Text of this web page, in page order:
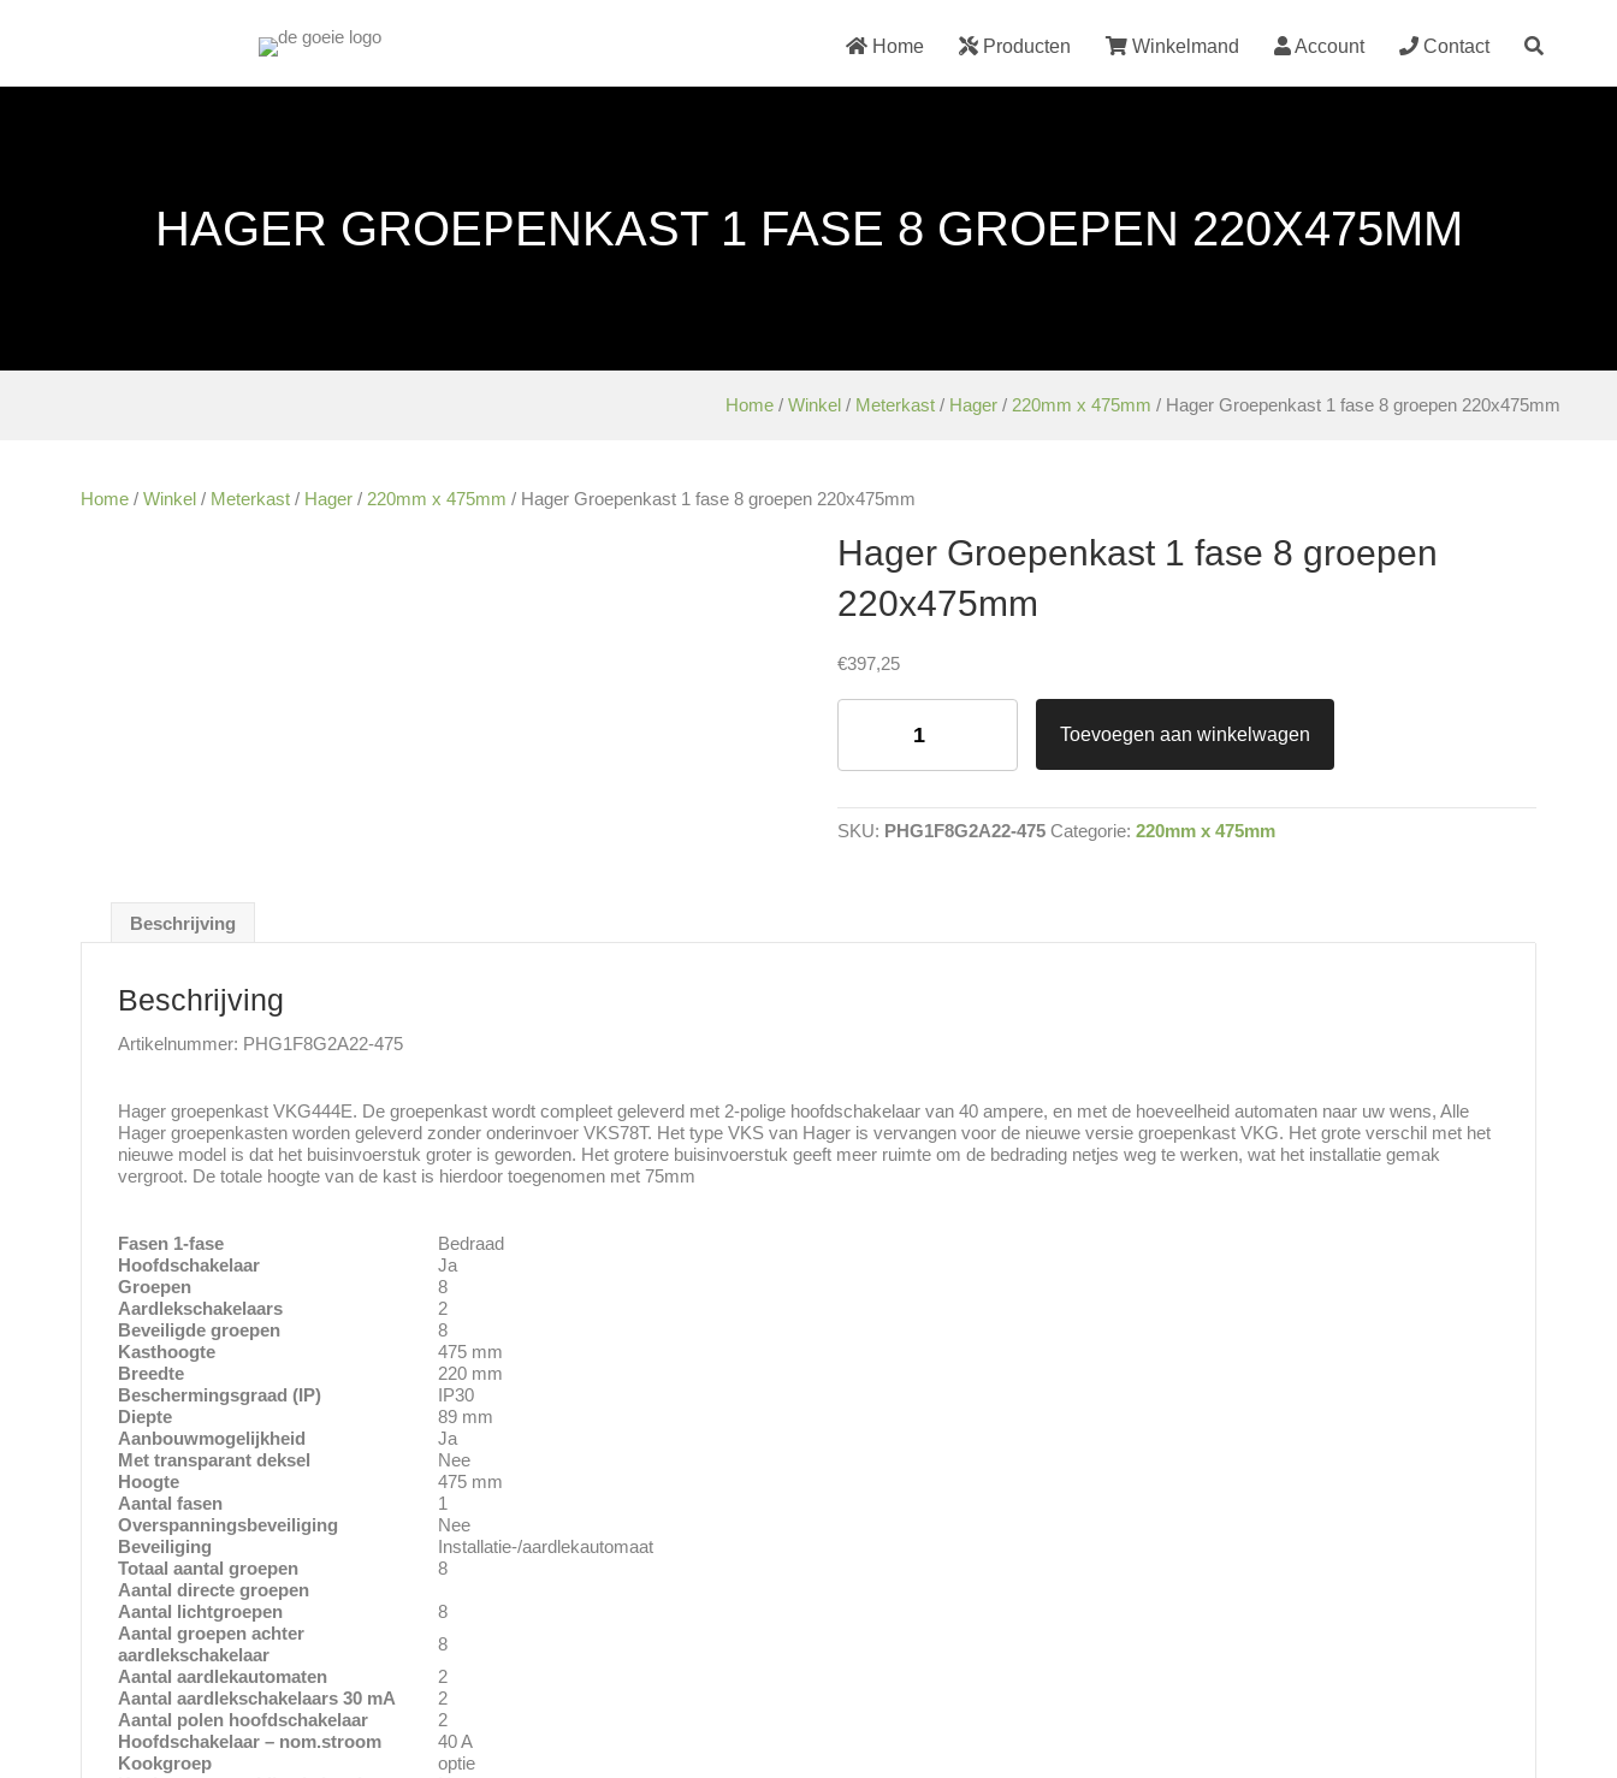
Home Producten Winkelmand Account Contact
HAGER GROEPENKAST 1 FASE 8 GROEPEN 220X475MM
Home / Winkel / Meterkast / Hager / 220mm x 475mm / Hager Groepenkast 1 fase 8 groepen 220x475mm
Home /Winkel / Meterkast / Hager / 220mm x 475mm / Hager Groepenkast 1 fase 8 groepen 220x475mm
Hager Groepenkast 1 fase 8 groepen
220x475mm
€397,25
Hager
Groepenkast
fase
220x475mm
Toevoegen aan winkelwagen
SKU: PHG1F8G2A22-475 Categorie:220mm x 475mm
Beschrijving
Beschrijving
Artikelnummer: PHG1F8G2A22-475
Hager groepenkast VKG444E. De groepenkast wordt compleet geleverd met 2-polige hoofdschakelaar van 40 ampere, en met de hoeveelheid automaten naar uw wens, Alle
Hager groepenkasten worden geleverd zonder onderinvoer VKS78T. Het type VKS van Hager is vervangen voor de nieuwe versie groepenkast VKG. Het grote verschil met het
nieuwe model is dat het buisinvoerstuk groter is geworden. Het grotere buisinvoerstuk geeft meer ruimte om de bedrading netjes weg te werken, wat het installatie gemak
vergroot. De totale hoogte van de kast is hierdoor toegenomen met 75mm
Fasen 1-fase
Bedraad
Hoofdschakelaar
Ja
Groepen
8
Aardlekschakelaars
2
Beveiligde groepen
8
Kasthoogte
475 mm
Breedte
220 mm
Beschermingsgraad (IP)
IP30
Diepte
89 mm
Aanbouwmogelijkheid
Ja
Met transparant deksel
Nee
Hoogte
475 mm
Aantal fasen
1
Overspanningsbeveiliging
Nee
Beveiliging
Installatie-/aardlekautomaat
Totaal aantal groepen
8
Aantal directe groepen
Aantal lichtgroepen
8
Aantal groepen achter
aardlekschakelaar
8
Aantal aardlekautomaten
2
Aantal aardlekschakelaars 30 mA
2
Aantal polen hoofdschakelaar
2
Hoofdschakelaar – nom.stroom
40 A
Kookgroep
optie